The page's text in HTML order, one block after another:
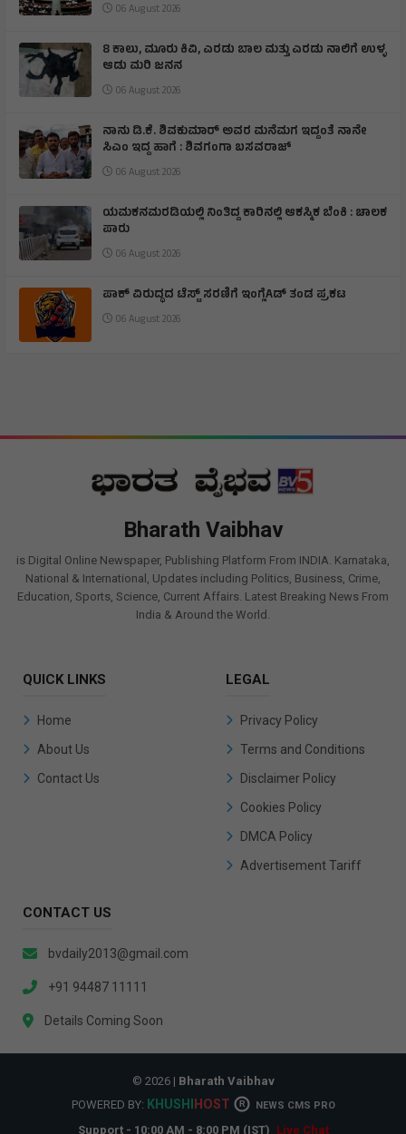
06 August 2026
8 ಕಾಲು, ಮೂರು ಕಿವಿ, ಎರಡು ಬಾಲ ಮತ್ತು ಎರಡು ನಾಲಿಗೆ ಉಳ್ಳ
ಆಡು ಮರಿ ಜನನ
06 August 2026
ನಾನು ಡಿ.ಕೆ. ಶಿವಕುಮಾರ್ ಅವರ ಮನೆಮಗ ಇದ್ದಂತೆ ನಾನೇ
ಸಿಎಂ ಇದ್ದ ಹಾಗೆ : ಶಿವಗಂಗಾ ಬಸವರಾಜ್
06 August 2026
ಯಮಕನಮರಡಿಯಲ್ಲಿ ನಿಂತಿದ್ದ ಕಾರಿನಲ್ಲಿ ಆಕಸ್ಮಿಕ ಬೆಂಕಿ : ಚಾಲಕ
ಪಾರು
06 August 2026
ಪಾಕ್ ವಿರುದ್ಧದ ಟೆಸ್ಟ್ ಸರಣಿಗೆ ಇಂಗ್ಲೆAಡ್ ತಂಡ ಪ್ರಕಟ
06 August 2026
Bharath Vaibhav
is Digital Online Newspaper, Publishing Platform From INDIA. Karnataka,
National & International, Updates including Politics, Business, Crime,
Education, Sports, Science, Current Affairs. Latest Breaking News From
India & Around the World.
QUICK LINKS
Home
About Us
Contact Us
LEGAL
Privacy Policy
Terms and Conditions
Disclaimer Policy
Cookies Policy
DMCA Policy
Advertisement Tariff
CONTACT US
bvdaily2013@gmail.com
+91 94487 11111
Details Coming Soon
© 2026 | Bharath Vaibhav
POWERED BY: KHUSHI HOST R NEWS CMS PRO
Support - 10:00 AM - 8:00 PM (IST) Live Chat